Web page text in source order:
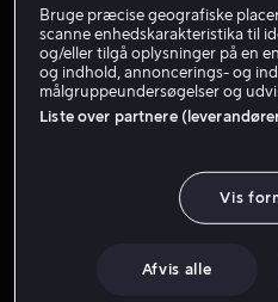
Bruge præcise geografiske
scanne enhedskarakteristika til
og/eller tilgå oplysninger på en
og indhold, annoncerings- og
målgruppeundersøgelser og
Liste over partnere
Vis
Afvis alle